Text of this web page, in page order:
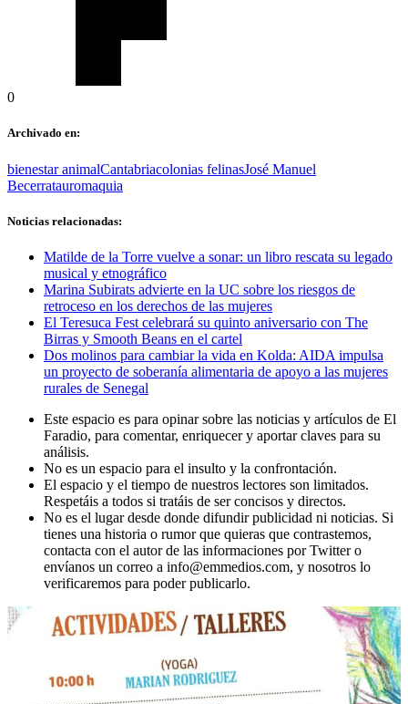
0
Archivado en:
bienestar animalCantabriacolonias felinasJosé Manuel
Becerratauromaquia
Noticias relacionadas:
Matilde de la Torre vuelve a sonar: un libro rescata su legado
musical y etnográfico
Marina Subirats advierte en la UC sobre los riesgos de
retroceso en los derechos de las mujeres
El Teresuca Fest celebrará su quinto aniversario con The
Birras y Smooth Beans en el cartel
Dos molinos para cambiar la vida en Kolda: AIDA impulsa
un proyecto de soberanía alimentaria de apoyo a las mujeres
rurales de Senegal
Este espacio es para opinar sobre las noticias y artículos de El
Faradio, para comentar, enriquecer y aportar claves para su
análisis.
No es un espacio para el insulto y la confrontación.
El espacio y el tiempo de nuestros lectores son limitados.
Respetáis a todos si tratáis de ser concisos y directos.
No es el lugar desde donde difundir publicidad ni noticias. Si
tienes una historia o rumor que quieras que contrastemos,
contacta con el autor de las informaciones por Twitter o
envíanos un correo a info@emmedios.com, y nosotros lo
verificaremos para poder publicarlo.